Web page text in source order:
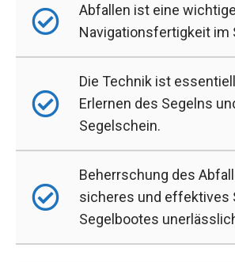
Abfallen ist eine wichtige
Navigationsfertigkeit im
Die Technik ist
Erlernen des Segelns
Segelschein.
Beherrschung des
sicheres und effektives
Segelbootes